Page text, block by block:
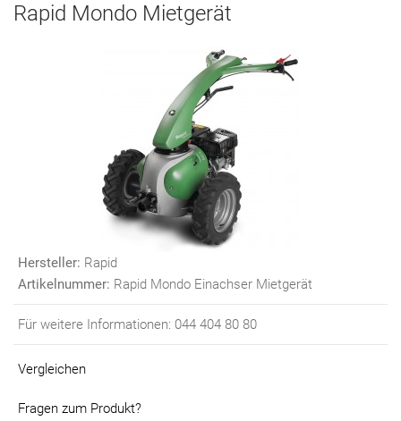
Rapid Mondo Mietgerät
Hersteller: Rapid
Artikelnummer: Rapid Mondo Einachser Mietgerät
Für weitere Informationen: 044 404 80 80
Vergleichen
Fragen zum Produkt?